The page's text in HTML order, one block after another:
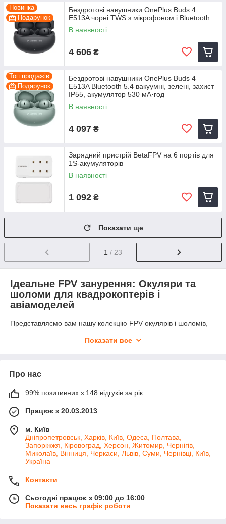
Новинка
Подарунок
Бездротові навушники OnePlus Buds 4
E513A чорні TWS з мікрофоном і Bluetooth
В наявності
4 606 ₴
Топ продажів
Подарунок
Бездротові навушники OnePlus Buds 4
E513A Bluetooth 5.4 вакуумні, зелені, захист
IP55, акумулятор 530 мА·год
В наявності
4 097 ₴
Зарядний пристрій BetaFPV на 6 портів для
1S-акумуляторів
В наявності
1 092 ₴
Показати ще
1 / 23
Ідеальне FPV занурення: Окуляри та
шоломи для квадрокоптерів і
авіамоделей
Представляємо вам нашу колекцію FPV окулярів і шоломів,
авіамоделей. Відкрийте для себе захопливий світ FPV-
неперевершений досвід.
повного контролю"
Хочете повного контролю над своїм FPV-
полетом? У нас ви знайдете широкий вибір
приймачів і пультів, які допоможуть вам досягти
безмежних висот. Від високої чутливості до
потужного передавання сигналу наші продукти
забезпечать стабільне з'єднання і точне
керування вашими пристроями.
"Втілюйте свої FPV-метти: Ідеальний вибір для
Наша група пропонує все необхідне для
втілення ваших FPV-метань. Від якісних окулярів і
Показати все
Про нас
99% позитивних з 148 відгуків за рік
Працює з 20.03.2013
м. Київ
Дніпропетровськ, Харків, Київ, Одеса, Полтава,
Запоріжжя, Кіровоград, Херсон, Житомир, Чернігів,
Миколаїв, Вінниця, Черкаси, Львів, Суми, Чернівці, Київ,
Україна
Контакти
Сьогодні працює з 09:00 до 16:00
Показати весь графік роботи